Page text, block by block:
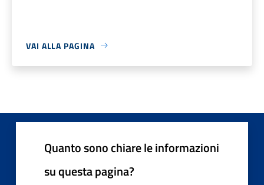
VAI ALLA PAGINA
Quanto sono chiare le informazioni
su questa pagina?